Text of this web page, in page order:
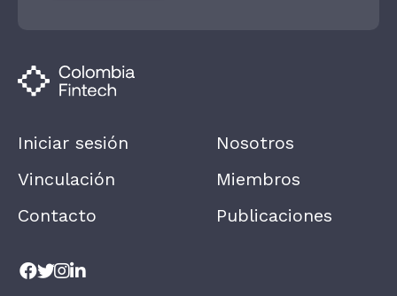
N
,
V
H
S
L
Iniciar sesión
Vinculación
Contacto
Nosotros
Miembros
Publicaciones